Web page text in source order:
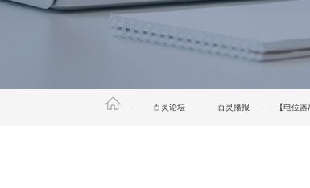
-- 百灵论坛 -- 百灵播报 -- 【电位器